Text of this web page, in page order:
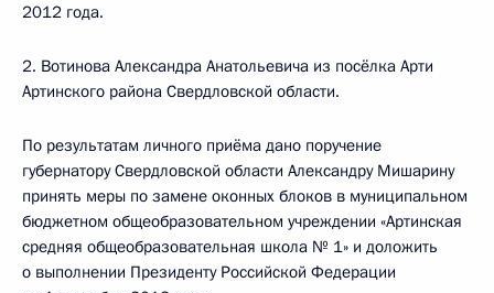
2012 года.
2. Вотинова Александра Анатольевича из посёлка Арти
Артинского района Свердловской области.
По результатам личного приёма дано поручение
губернатору Свердловской области Александру Мишарину
принять меры по замене оконных блоков в муниципальном
бюджетном общеобразовательном учреждении «Артинская
средняя общеобразовательная школа № 1» и доложить
о выполнении Президенту Российской Федерации